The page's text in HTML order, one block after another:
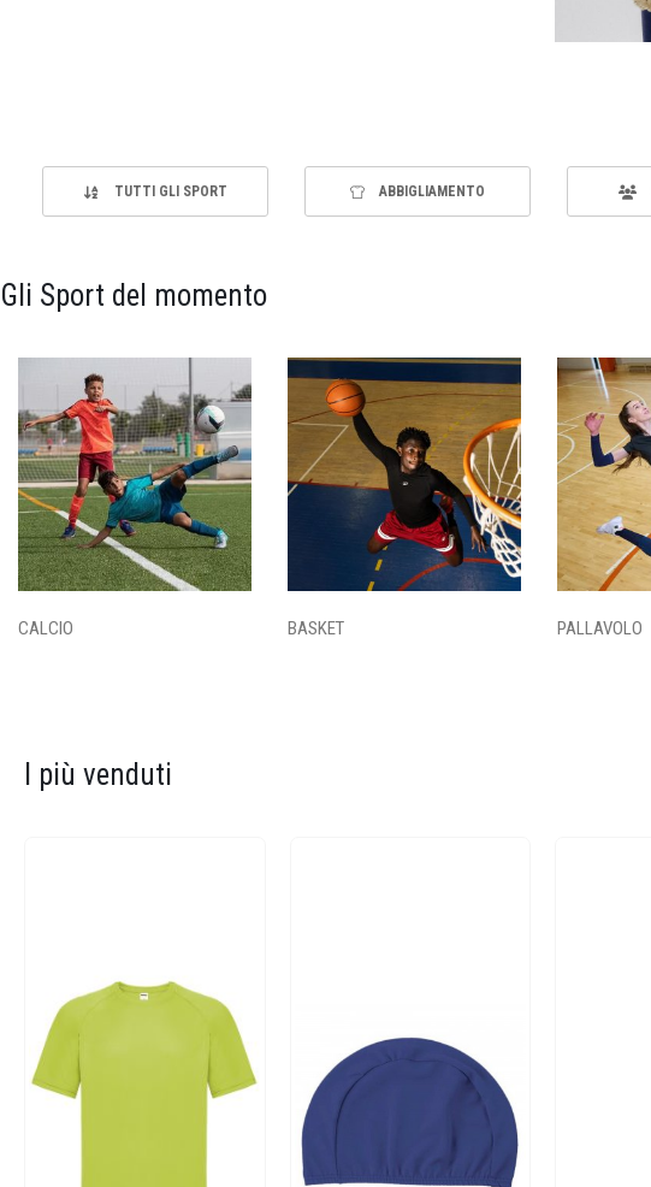
TUTTI GLI SPORT ABBIGLIAMENTO
Gli Sport del momento
CALCIO BASKET PALLAVOLO
I più venduti